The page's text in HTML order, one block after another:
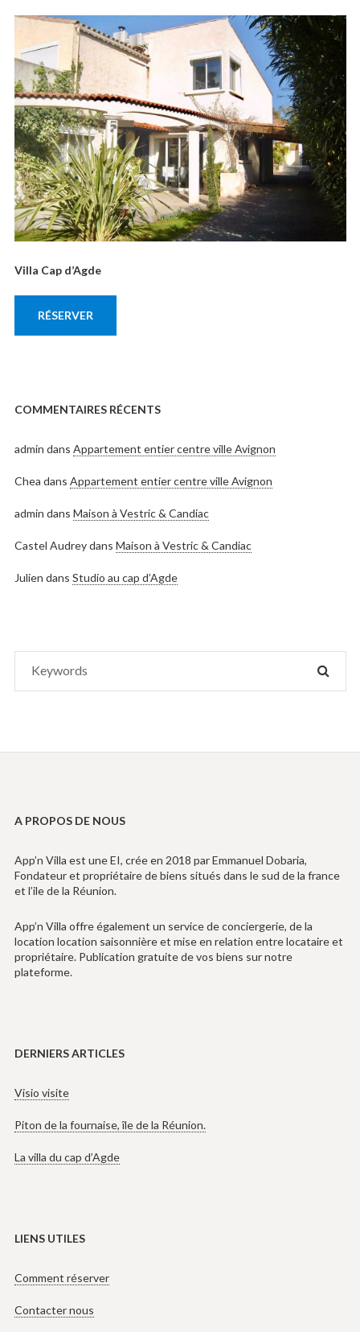
Villa Cap d’Agde
RÉSERVER
COMMENTAIRES RÉCENTS
admin dans Appartement entier centre ville Avignon
Chea dans Appartement entier centre ville Avignon
admin dans Maison à Vestric & Candiac
Castel Audreydans Maison à Vestric & Candiac
Julien dans Studio au cap d’Agde
A PROPOS DE NOUS
App’n Villa est une EI, crée en 2018 par Emmanuel Dobaria,
Fondateur et propriétaire de biens situés dans le sud de la france
et l’ile de la Réunion.
App’n Villa offre également un service de conciergerie, de la
location location saisonnière et mise en relation entre locataire et
propriétaire. Publication gratuite de vos biens sur notre
plateforme.
DERNIERS ARTICLES
Visio visite
Piton de la fournaise, île de la Réunion.
La villa du cap d’Agde
LIENS UTILES
Comment réserver
Contacter nous